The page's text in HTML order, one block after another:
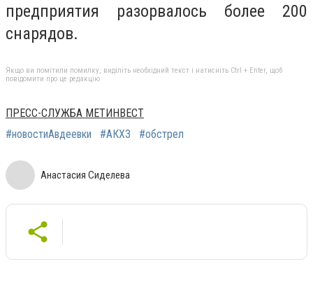
предприятия разорвалось более 200
снарядов.
Якщо ви помітили помилку, виділіть необхідний текст і натисніть Ctrl + Enter, щоб
повідомити про це редакцію
ПРЕСС-СЛУЖБА МЕТИНВЕСТ
#новостиАвдеевки
#АКХЗ #обстрел
Анастасия Сиделева